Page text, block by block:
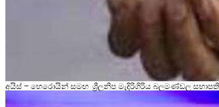
අයිස් – හෙරොයින් සමඟ ශ්‍රීලනිප මැදිරිගිරිය බලමණ්ඩල සභාපති